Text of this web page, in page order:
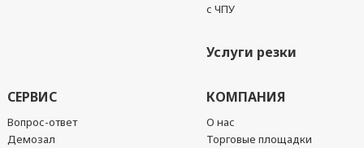
с ЧПУ
Услуги резки
СЕРВИС
Вопрос-ответ
Демозал
КОМПАНИЯ
О нас
Торговые площадки